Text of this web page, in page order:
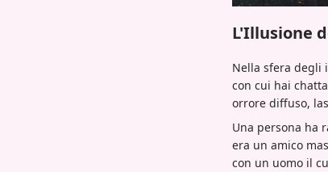
L'Illusione
Nella sfera degli
con cui hai
orrore diffuso,
Una persona ha
era un amico
con un uomo il